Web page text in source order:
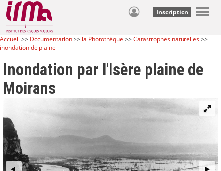
| Inscription
Accueil >> Documentation>> la Photothèque >>Catastrophes naturelles>>
inondation de plaine
Inondation par l'Isère plaine de
Moirans